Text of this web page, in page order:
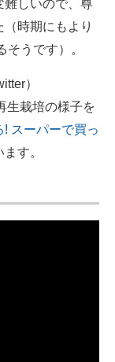
難しいので、尊
時期にもより
うです）。
）
生栽培の様子を
スーパーで買っ
す。